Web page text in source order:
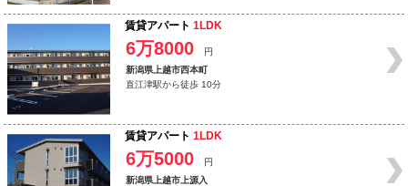
賃貸アパート 1LDK
6万8000
円
新潟県上越市西本町
直江津駅から徒歩 10分
賃貸アパート 1LDK
6万5000
円
新潟県上越市上源入